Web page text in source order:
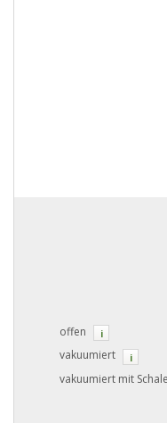
offen i
vakuumiert i
vakuumiert mit Schale